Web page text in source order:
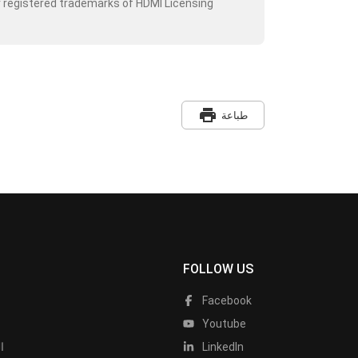
trademarks of HDMI Licensing
print طباعة
FOLLOW US
Facebook
Youtube
LinkedIn